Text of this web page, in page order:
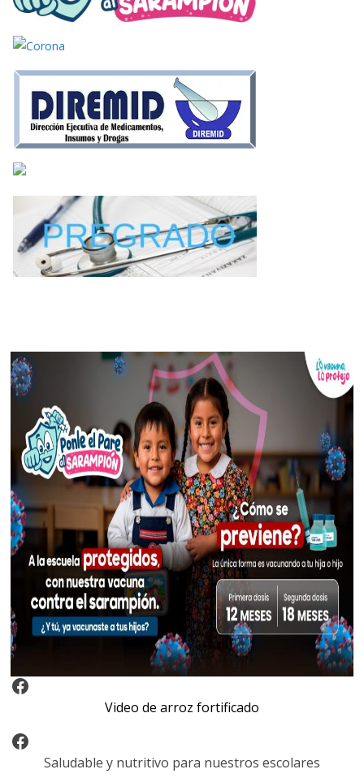
Video Arroz Fortificado
Video de arroz fortificado
Facebook
Saludable y nutritivo para nuestros escolares